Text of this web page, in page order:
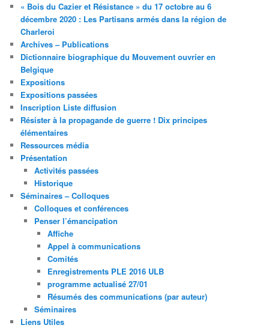
« Bois du Cazier et Résistance » du 17 octobre au 6
décembre 2020 : Les Partisans armés dans la région de
Charleroi
Archives – Publications
Dictionnaire biographique du Mouvement ouvrier en
Belgique
Expositions
Expositions passées
Inscription Liste diffusion
Résister à la propagande de guerre ! Dix principes
élémentaires
Ressources média
Présentation
Activités passées
Historique
Séminaires – Colloques
Colloques et conférences
Penser l’émancipation
Affiche
Appel à communications
Comités
Enregistrements PLE 2016 ULB
programme actualisé 27/01
Résumés des communications (par auteur)
Séminaires
Liens Utiles